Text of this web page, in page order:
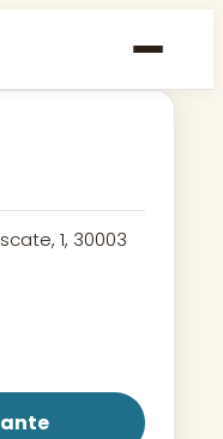
1, 30003